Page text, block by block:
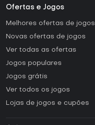
Ofertas e Jogos
Melhores ofertas de jogos
Novas ofertas de jogos
Ver todas as ofertas
Jogos populares
Jogos grátis
Ver todos os jogos
Lojas de jogos e cupões